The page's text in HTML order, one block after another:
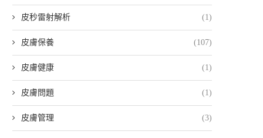
皮秒雷射解析 (1)
皮膚保養 (107)
皮膚健康 (1)
皮膚問題 (1)
皮膚管理 (3)